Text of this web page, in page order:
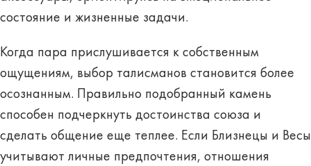
состояние и жизненные задачи.
Когда пара прислушивается к собственным
ощущениям, выбор талисманов становится более
осознанным. Правильно подобранный камень
способен подчеркнуть достоинства союза и
сделать общение еще теплее. Если Близнецы и Весы
учитывают личные предпочтения, отношения